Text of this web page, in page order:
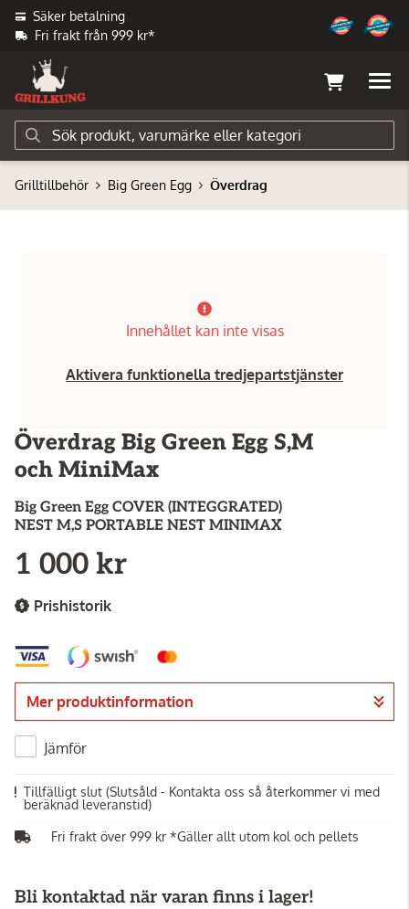
Säker betalning
Fri frakt från 999 kr*
Grilltillbehör Big Green Egg Överdrag
Innehållet kan inte visas
Aktivera funktionella tredjepartstjänster
Överdrag Big Green Egg S,M
och MiniMax
Big Green Egg COVER (INTEGGRATED)
NEST M,S PORTABLE NEST MINIMAX
1 000 kr
Prishistorik
Mer produktinformation
Jämför
Tillfälligt slut (Slutsåld - Kontakta oss så återkommer vi med
beräknad leveranstid)
Fri frakt över 999 kr *Gäller allt utom kol och pellets
Bli kontaktad när varan finns i lager!